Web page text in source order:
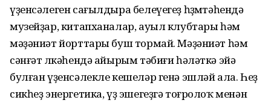
үҙенсәлеген сағылдыра белеүегеҙ һөҙөмтәһендә
музейҙар, китапханалар, ауыл клубтары һәм
мәҙәниәт йорттары буш тормай. Мәҙәниәт һәм
сәнғәт өлкәһендә айырым тәбиғи һәләткә эйә
булған үҙенсәлекле кешеләр генә эшләй ала. Һеҙ
сикһеҙ энергетика, үҙ эшегеҙгә тоғролоҡ менән